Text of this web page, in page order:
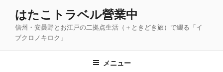
はたこトラベル營業中
信州・安曇野とお江戸の二拠点生活（＋ときどき旅）で綴る「イ
ブクロノキロク」
メニュー